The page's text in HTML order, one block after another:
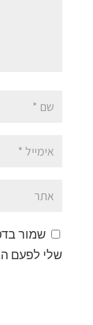
שמור
שלי לפעם